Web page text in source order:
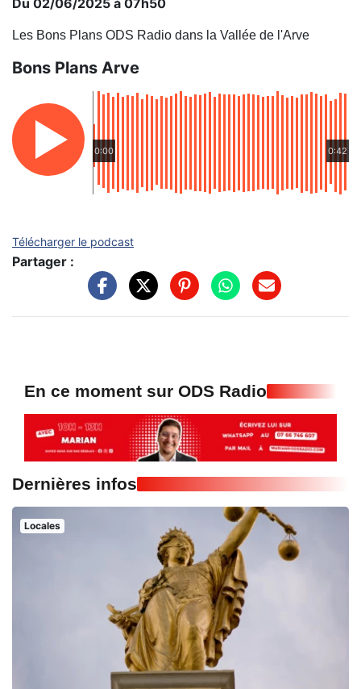
Du 02/06/2025 à 07h50
Les Bons Plans ODS Radio dans la Vallée de l'Arve
Bons Plans Arve
0:00 0:42
Télécharger le podcast
Partager :
En ce moment sur ODS Radio
Dernières infos
Locales